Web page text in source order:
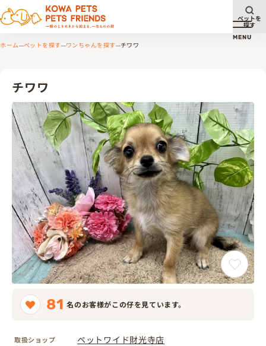
メニ
MENU
ペットを
探す
ホーム ペットを探す ワンちゃんを探す チワワ
チワワ
81 名のお客様がこの仔を見ています。
取扱ショップ ペットワイド財光寺店